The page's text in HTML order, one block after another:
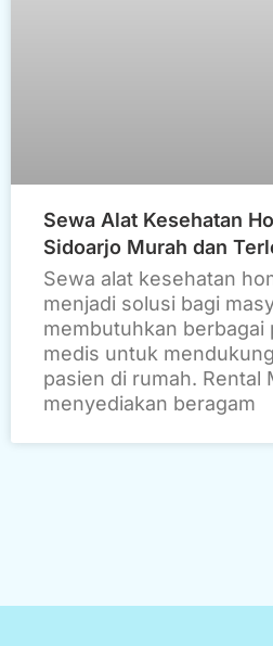
Sewa Alat Kesehatan
Sidoarjo Murah dan
Sewa alat kesehatan
menjadi solusi bagi
membutuhkan berbagai
medis untuk
pasien di rumah. Rental
menyediakan beragam